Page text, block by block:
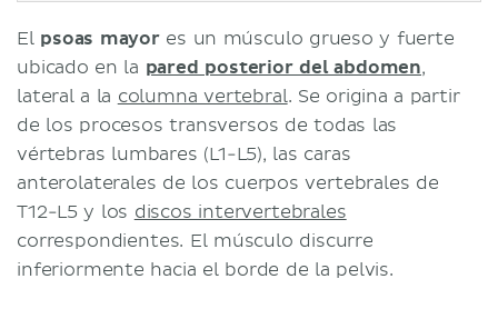
El psoas mayores un músculo grueso y fuerte
ubicado en la pared posterior del abdomen,
lateral a la columna vertebral. Se origina a partir
de los procesos transversos de todas las
vértebras lumbares (L1-L5), las caras
anterolaterales de los cuerpos vertebrales de
T12-L5 y los discos intervertebrales
correspondientes. El músculo discurre
inferiormente hacia el borde de la pelvis.